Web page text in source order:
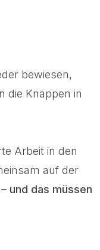
bewiesen,
die Knappen in
Arbeit in den
auf der
und das müssen